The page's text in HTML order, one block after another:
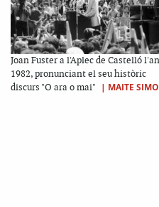
Joan Fuster a l'Aplec de Castelló
1982, pronunciant el seu històric
discurs "O ara o mai"
| MAITE